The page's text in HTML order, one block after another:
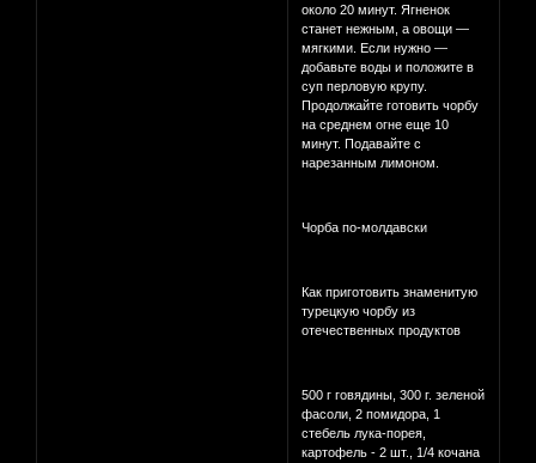
около 20 минут. Ягненок
станет нежным, а овощи —
мягкими. Если нужно —
добавьте воды и положите в
суп перловую крупу.
Продолжайте готовить чорбу
на среднем огне еще 10
минут. Подавайте с
нарезанным лимоном.
Чорба по-молдавски
Как приготовить знаменитую
турецкую чорбу из
отечественных продуктов
500 г говядины, 300 г. зеленой
фасоли, 2 помидора, 1
стебель лука-порея,
картофель - 2 шт., 1/4 кочана